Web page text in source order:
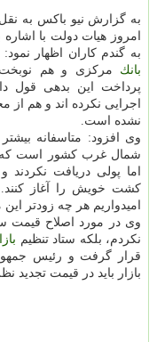
به گزارش نیو باكس به
به گندم كاران اظهار
بانك مركزی و هم
پرداخت این بدهی قول
اجرایی نكرده اند و هم از
نشده است.
وی افزود: متاسفانه
شمال غرب كشور است كه
اما پولی دریافت
كشت خویش را آغاز
امیدواریم هر چه زودتر
وی در مورد اصلاح قیمت
نكردم، بلكه ستاد تنظیم
قرار گرفت و رئیس
بازار باید در قیمت تجدید